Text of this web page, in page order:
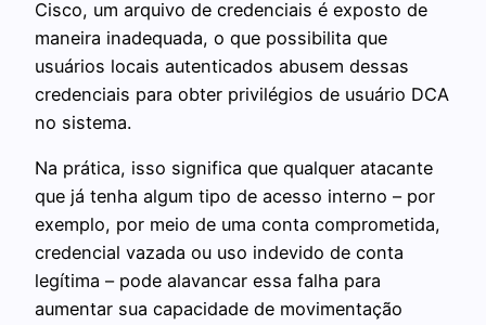
Cisco, um arquivo de credenciais é exposto de
maneira inadequada, o que possibilita que
usuários locais autenticados abusem dessas
credenciais para obter privilégios de usuário DCA
no sistema.
Na prática, isso significa que qualquer atacante
que já tenha algum tipo de acesso interno – por
exemplo, por meio de uma conta comprometida,
credencial vazada ou uso indevido de conta
legítima – pode alavancar essa falha para
aumentar sua capacidade de movimentação